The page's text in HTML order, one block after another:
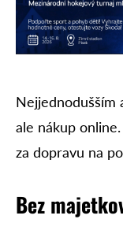
Nejjednodušším
ale nákup
za dopravu na
Bez